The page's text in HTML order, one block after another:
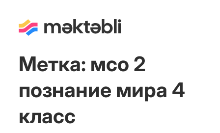
Метка: мсо 2
познание мира 4
класс